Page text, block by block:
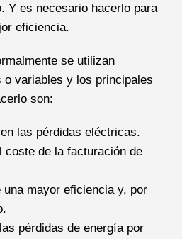
Y es necesario hacerlo para
eficiencia.
se utilizan
o variables y los principales
son:
las pérdidas eléctricas.
coste de la facturación de
una mayor eficiencia y, por
pérdidas de energía por